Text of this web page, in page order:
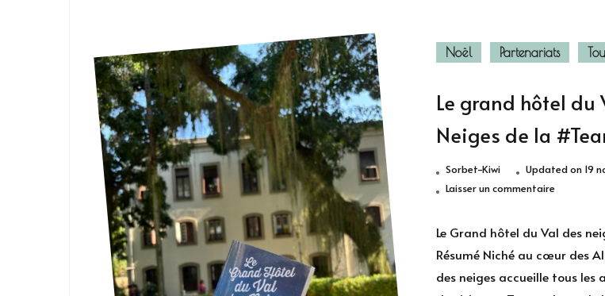
Noël Partenariats
Le grand hôtel du
Neiges de la
Sorbet-Kiwi Updated on 19
Laisser un commentairesur
du
Val
Le Grand hôtel du Val des
Résumé Niché au cœur des
des neiges accueille tous les